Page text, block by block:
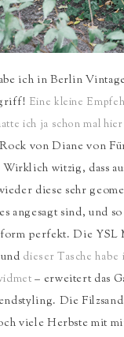
ich in Berlin
Eine kleine
ich ja schon mal
von Diane von
witzig, dass
diese sehr
angesagt sind, und
perfekt. Die YSL
dieser Tasche
– erweitert das
Die
viele Herbste mit